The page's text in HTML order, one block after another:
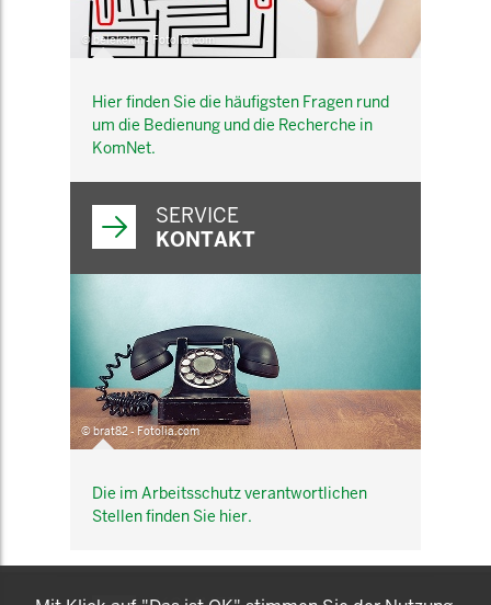
© belekekin - Fotolia.com
Hier finden Sie die häufigsten Fragen rund
um die Bedienung und die Recherche in
KomNet.
SERVICE
KONTAKT
© brat82 - Fotolia.com
Die im Arbeitsschutz verantwortlichen
Stellen finden Sie hier.